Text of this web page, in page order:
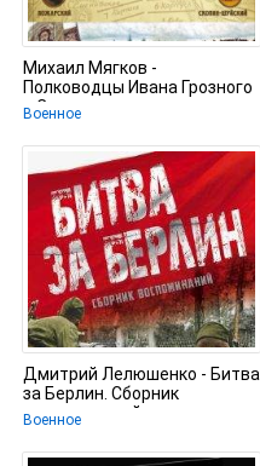
Михаил Мягков -
Полководцы Ивана Грозного
и Смутного времени.
Военное
Дмитрий Лелюшенко - Битва
за Берлин. Сборник
воспоминаний
Военное